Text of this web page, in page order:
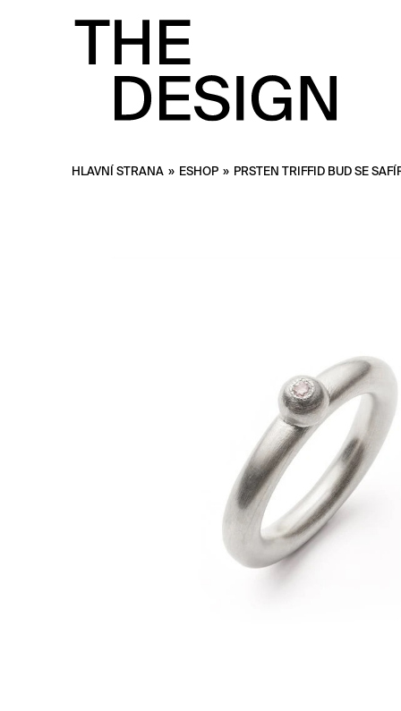
HLAVNÍ STRANA » ESHOP » PRSTEN TRIFFID BUD SE